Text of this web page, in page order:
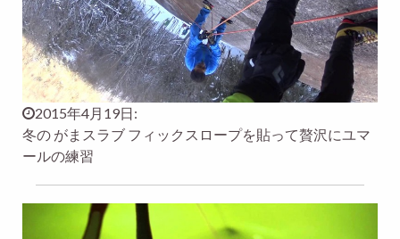
2015年4月19日:
冬の がまスラブ フィックスロープを貼って贅沢にユマ
ールの練習